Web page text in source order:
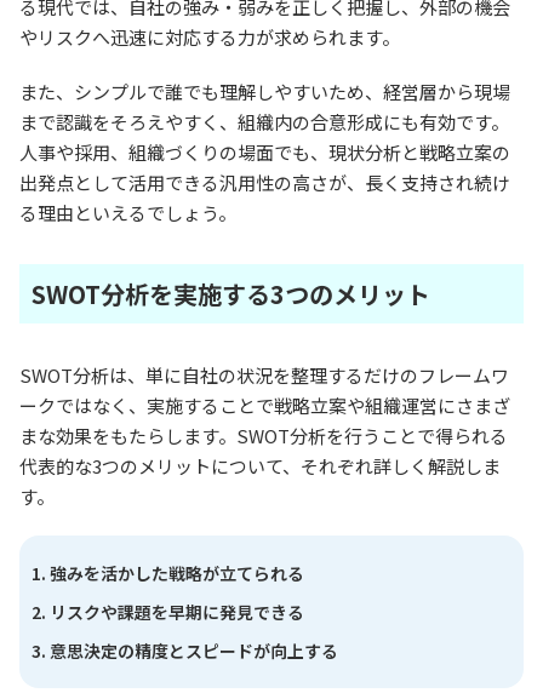
る現代では、自社の強み・弱みを正しく把握し、外部の機会
やリスクへ迅速に対応する力が求められます。
また、シンプルで誰でも理解しやすいため、経営層から現場
まで認識をそろえやすく、組織内の合意形成にも有効です。
人事や採用、組織づくりの場面でも、現状分析と戦略立案の
出発点として活用できる汎用性の高さが、長く支持され続け
る理由といえるでしょう。
SWOT分析を実施する3つのメリット
SWOT分析は、単に自社の状況を整理するだけのフレームワ
ークではなく、実施することで戦略立案や組織運営にさまざ
まな効果をもたらします。SWOT分析を行うことで得られる
代表的な3つのメリットについて、それぞれ詳しく解説しま
す。
強みを活かした戦略が立てられる
リスクや課題を早期に発見できる
意思決定の精度とスピードが向上する